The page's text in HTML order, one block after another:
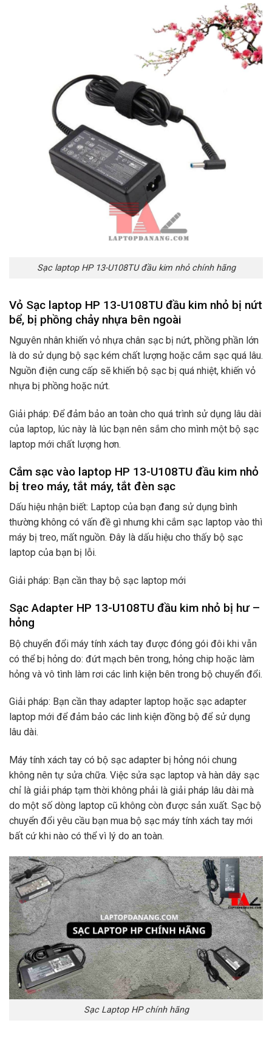
Sạc laptop HP 13-U108TU đầu kim nhỏ chính hãng
Vỏ Sạc laptop HP 13-U108TU đầu kim nhỏ bị nứt
bể, bị phồng chảy nhựa bên ngoài
Nguyên nhân khiến vỏ nhựa chân sạc bị nứt, phồng phần lớn
là do sử dụng bộ sạc kém chất lượng hoặc cắm sạc quá lâu.
Nguồn điện cung cấp sẽ khiến bộ sạc bị quá nhiệt, khiến vỏ
nhựa bị phồng hoặc nứt.
Giải pháp: Để đảm bảo an toàn cho quá trình sử dụng lâu dài
của laptop, lúc này là lúc bạn nên sắm cho mình một bộ sạc
laptop mới chất lượng hơn.
Cắm sạc vào laptop HP 13-U108TU đầu kim nhỏ
bị treo máy, tắt máy, tắt đèn sạc
Dấu hiệu nhận biết: Laptop của bạn đang sử dụng bình
thường không có vấn đề gì nhưng khi cắm sạc laptop vào thì
máy bị treo, mất nguồn. Đây là dấu hiệu cho thấy bộ sạc
laptop của bạn bị lỗi.
Giải pháp: Bạn cần thay bộ sạc laptop mới
Sạc Adapter HP 13-U108TU đầu kim nhỏ bị hư –
hỏng
Bộ chuyển đổi máy tính xách tay được đóng gói đôi khi vẫn
có thể bị hỏng do: đứt mạch bên trong, hỏng chip hoặc làm
hỏng và vô tình làm rơi các linh kiện bên trong bộ chuyển đổi.
Giải pháp: Bạn cần thay adapter laptop hoặc sạc adapter
laptop mới để đảm bảo các linh kiện đồng bộ để sử dụng
lâu dài.
Máy tính xách tay có bộ sạc adapter bị hỏng nói chung
không nên tự sửa chữa. Việc sửa sạc laptop và hàn dây sạc
chỉ là giải pháp tạm thời không phải là giải pháp lâu dài mà
do một số dòng laptop cũ không còn được sản xuất. Sạc bộ
chuyển đổi yêu cầu bạn mua bộ sạc máy tính xách tay mới
bất cứ khi nào có thể vì lý do an toàn.
Sạc Laptop HP chính hãng